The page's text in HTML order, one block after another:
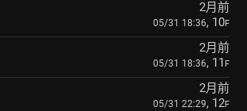
2月前
05/31 18:36, 10F
2月前
05/31 18:36, 11 F
2月前
05/31 22:29, 12F